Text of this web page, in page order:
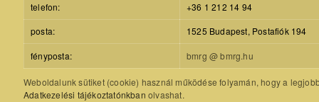
telefon:
+36 1 212 14 94
posta:
1525 Budapest, Postafiók 194
fényposta: bmrg @ bmrg.hu
Weboldalunk sütiket (cookie) használ működése folyamán, hogy a
Adatkezelési tájékoztatónkban olvashat.